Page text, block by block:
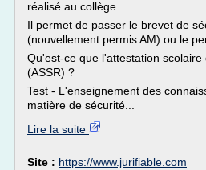
réalisé au collège.
Il permet de passer le brevet de
(nouvellement permis AM) ou le
Qu'est-ce que l'attestation
(ASSR) ?
Test - L'enseignement des
matière de sécurité...
Lire la suite
Site : https://www.jurifiable.com